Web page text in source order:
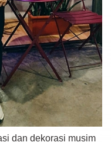
dan dekorasi musim